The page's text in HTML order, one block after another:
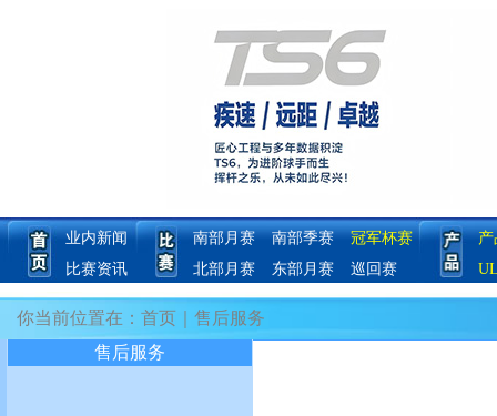
业内新闻
比赛资讯
南部月赛 南部季赛
冠军杯赛
北部月赛
东部月赛 巡回赛
产
你当前位置在：首页｜售后服务
售后服务